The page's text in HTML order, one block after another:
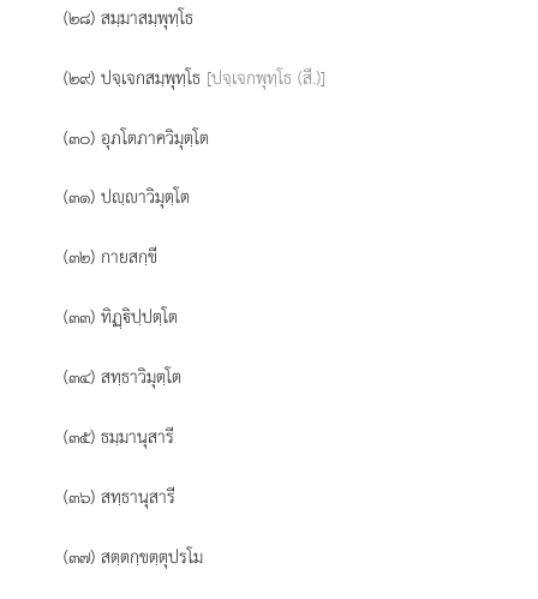
(๒๘) สมฺมาสมฺพุทฺโธ
(๒๙) ปจฺเจกสมฺพุทฺโธ [ปจฺเจกพุทฺโธ (สี.)]
(๓๐) อุภโตภาควิมุตฺโต
(๓๑) ปฺาวิมุตฺโต
(๓๒) กายสกฺขี
(๓๓) ทิฏฺิปฺปตฺโต
(๓๔) สทฺธาวิมุตฺโต
(๓๕) ธมฺมานุสารี
(๓๖) สทฺธานุสารี
(๓๗) สตฺตกฺขตฺตุปรโม